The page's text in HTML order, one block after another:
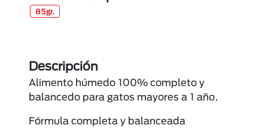
85gr.
Descripción
Alimento húmedo 100% completo y
balancedo para gatos mayores a 1 año.
Fórmula completa y balanceada